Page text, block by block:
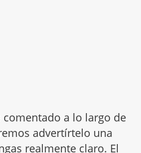
a lo largo de
advertírtelo una
realmente claro. El